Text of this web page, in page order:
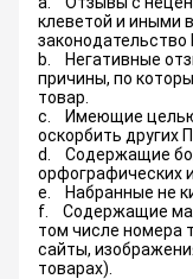
клеветой и
законодательство
b. Негативные
причины, по
товар.
c. Имеющие целью
оскорбить других
d. Содержащие
орфографических
e. Набранные не
f. Содержащие
том числе номера
сайты,
товарах).